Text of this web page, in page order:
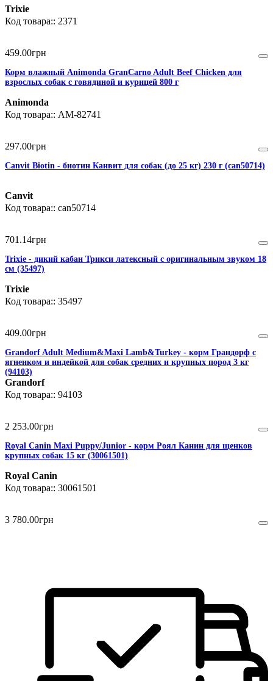
Trixie
2371
459.00грн
Корм влажный Animonda GranCarno Adult Beef Chicken для
взрослых собак с говядиной и курицей 800 г
Animonda
AM-82741
297.00грн
Canvit Biotin - биотин Канвит для собак (до 25 кг) 230 г (can50714)
Canvit
can50714
701 .14грн
Trixie - дикий кабан Трикси латексный с оригинальным звуком 18
см (35497)
Trixie
35497
409.00грн
Grandorf Adult Medium&Maxi Lamb&Turkey - корм Грандорф с
ягненком и индейкой для собак средних и крупных пород 3 кг
(94103)
Grandorf
94103
2 253.00грн
Royal Canin Maxi Puppy/Junior - корм Роял Канин для щенков
крупных собак 15 кг (30061501)
Royal Canin
30061501
3 780.00грн